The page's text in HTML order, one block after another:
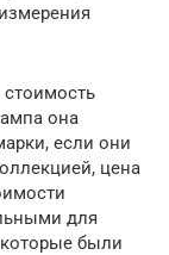
она
если они
цена
для
были